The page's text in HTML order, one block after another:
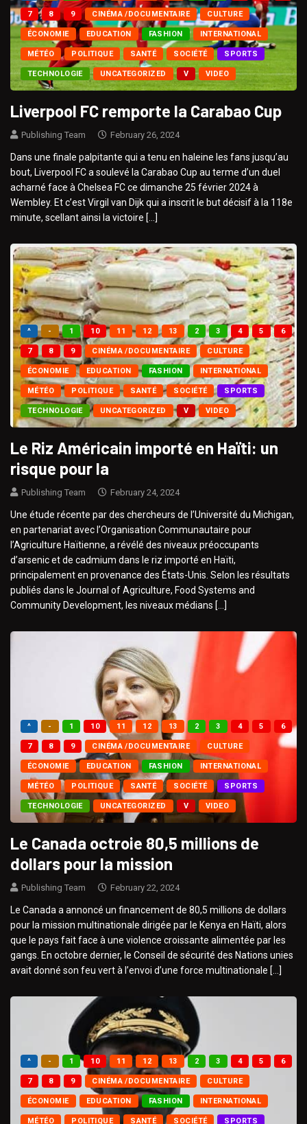
7 8 9 CINÉMA /DOCUMENTAIRE CULTURE
ÉCONOMIE EDUCATION FASHION INTERNATIONAL
MÉTÉO POLITIQUE SANTÉ SOCIÉTÉ SPORTS
TECHNOLOGIE UNCATEGORIZED V VIDEO
Liverpool FC remporte la Carabao Cup
Publishing Team February 26, 2024
Dans une finale palpitante qui a tenu en haleine les fans jusqu’au
bout, Liverpool FC a soulevé la Carabao Cup au terme d’un duel
acharné face à Chelsea FC ce dimanche 25 février 2024 à
Wembley. Et c’est Virgil van Dijk qui a inscrit le but décisif à la 118e
minute, scellant ainsi la victoire […]
^ - 1 10 11 12 13 2 3 4 5 6
7 8 9 CINÉMA /DOCUMENTAIRE CULTURE
ÉCONOMIE EDUCATION FASHION INTERNATIONAL
MÉTÉO POLITIQUE SANTÉ SOCIÉTÉ SPORTS
TECHNOLOGIE UNCATEGORIZED V VIDEO
Le Riz Américain importé en Haïti: un
risque pour la
Publishing Team February 24, 2024
Une étude récente par des chercheurs de l’Université du Michigan,
en partenariat avec l’Organisation Communautaire pour
l’Agriculture Haïtienne, a révélé des niveaux préoccupants
d’arsenic et de cadmium dans le riz importé en Haïti,
principalement en provenance des États-Unis. Selon les résultats
publiés dans le Journal of Agriculture, Food Systems and
Community Development, les niveaux médians […]
^ - 1 10 11 12 13 2 3 4 5 6
7 8 9 CINÉMA /DOCUMENTAIRE CULTURE
ÉCONOMIE EDUCATION FASHION INTERNATIONAL
MÉTÉO POLITIQUE SANTÉ SOCIÉTÉ SPORTS
TECHNOLOGIE UNCATEGORIZED V VIDEO
Le Canada octroie 80,5 millions de
dollars pour la mission
Publishing Team February 22, 2024
Le Canada a annoncé un financement de 80,5 millions de dollars
pour la mission multinationale dirigée par le Kenya en Haïti, alors
que le pays fait face à une violence croissante alimentée par les
gangs. En octobre dernier, le Conseil de sécurité des Nations unies
avait donné son feu vert à l’envoi d’une force multinationale […]
^ - 1 10 11 12 13 2 3 4 5 6
7 8 9 CINÉMA /DOCUMENTAIRE CULTURE
ÉCONOMIE EDUCATION FASHION INTERNATIONAL
MÉTÉO POLITIQUE SANTÉ SOCIÉTÉ SPORTS